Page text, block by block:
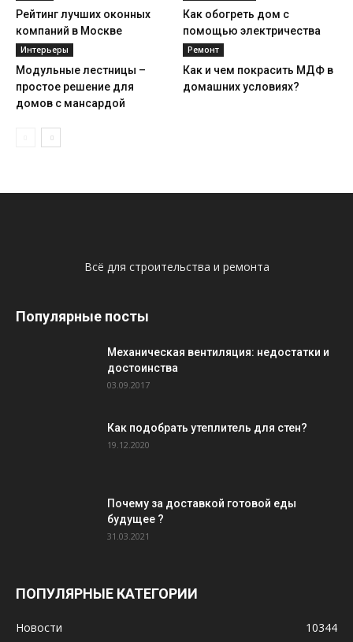
Рейтинг лучших оконных
компаний в Москве
Как обогреть дом с
помощью электричества
Интерьеры
Модульные лестницы –
простое решение для
домов с мансардой
Ремонт
Как и чем покрасить МДФ в
домашних условиях?
Всё для строительства и ремонта
Популярные посты
Механическая вентиляция: недостатки и
достоинства
03.09.2017
Как подобрать утеплитель для стен?
19.12.2020
Почему за доставкой готовой еды
будущее ?
31.03.2021
ПОПУЛЯРНЫЕ КАТЕГОРИИ
Новости 10344